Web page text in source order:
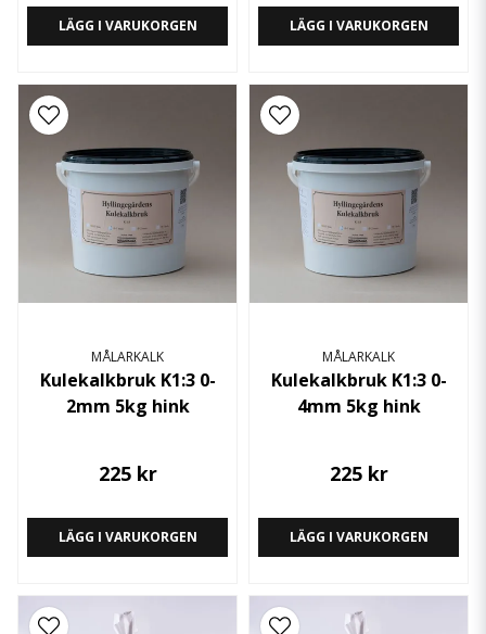
LÄGG I VARUKORGEN LÄGG I VARUKORGEN
MÅLARKALK
Kulekalkbruk K1:3 0-
2mm 5kg hink
225 kr
LÄGG I VARUKORGEN
MÅLARKALK
Kulekalkbruk K1:3 0-
4mm 5kg hink
225 kr
LÄGG I VARUKORGEN